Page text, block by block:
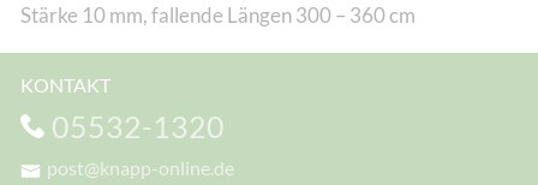
Stärke 10 mm, fallende Längen 300 – 360 cm
KONTAKT
05532-1320
post@knapp-online.de